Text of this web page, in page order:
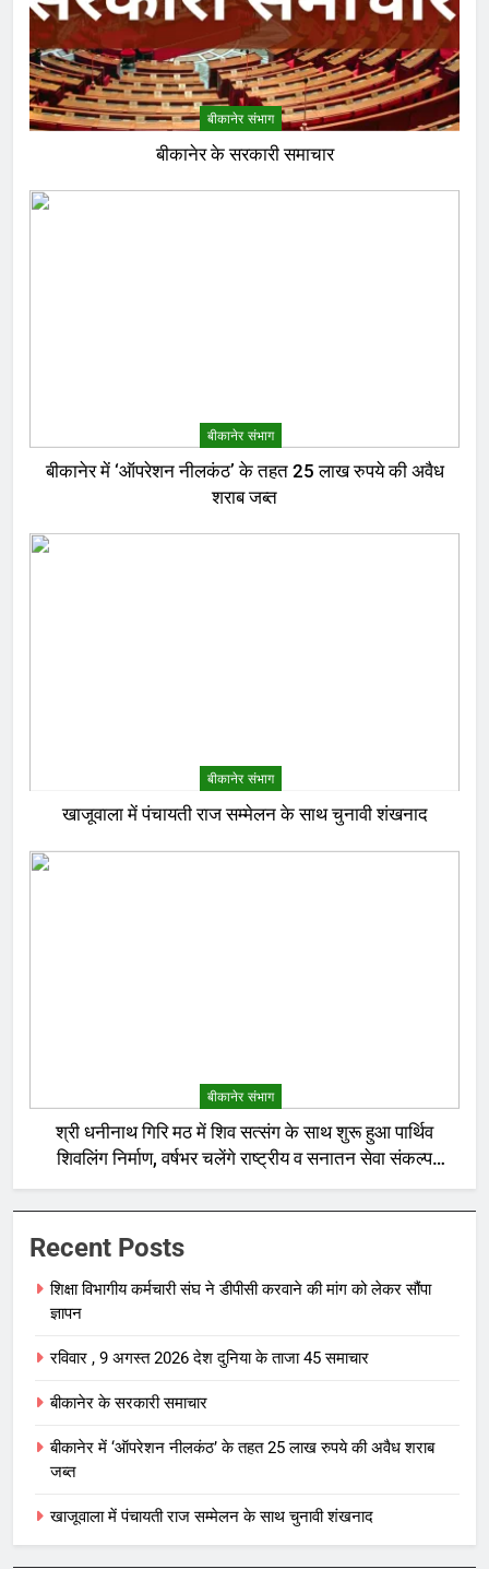
बीकानेर संभाग
बीकानेर के सरकारी समाचार
बीकानेर संभाग
बीकानेर में ‘ऑपरेशन नीलकंठ’ के तहत 25 लाख रुपये की अवैध
शराब जब्त
बीकानेर संभाग
खाजूवाला में पंचायती राज सम्मेलन के साथ चुनावी शंखनाद
बीकानेर संभाग
श्री धनीनाथ गिरि मठ में शिव सत्संग के साथ शुरू हुआ पार्थिव
शिवलिंग निर्माण, वर्षभर चलेंगे राष्ट्रीय व सनातन सेवा संकल्प
अनुष्ठान
Recent Posts
शिक्षा विभागीय कर्मचारी संघ ने डीपीसी करवाने की मांग को लेकर सौंपा
ज्ञापन
रविवार , 9 अगस्त 2026 देश दुनिया के ताजा 45 समाचार
बीकानेर के सरकारी समाचार
बीकानेर में ‘ऑपरेशन नीलकंठ’ के तहत 25 लाख रुपये की अवैध शराब
जब्त
खाजूवाला में पंचायती राज सम्मेलन के साथ चुनावी शंखनाद